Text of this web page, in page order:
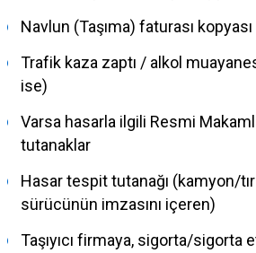
Navlun (Taşıma) faturası kopyası
Trafik kaza zaptı / alkol
ise)
Varsa hasarla ilgili Resmi
tutanaklar
Hasar tespit tutanağı (kamyon/tır
sürücünün imzasını içeren)
Taşıyıcı firmaya, sigorta/sigorta